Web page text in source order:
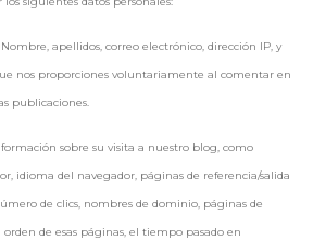
Nombre, apellidos, correo electrónico, dirección IP, y
nos proporciones voluntariamente al comentar en
publicaciones.
sobre su visita a nuestro blog, como
idioma del navegador, páginas de referencia/salida
de clics, nombres de dominio, páginas de
de esas páginas, el tiempo pasado en